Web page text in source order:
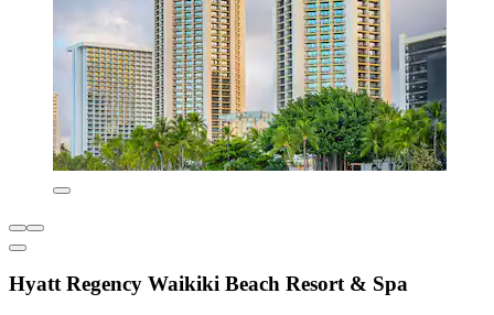
Hyatt Regency Waikiki Beach Resort & Spa